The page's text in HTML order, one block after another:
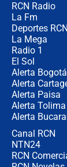
RCN Radio
La Fm
Deportes RCN
La Mega
Radio 1
El Sol
Alerta Bogotá
Alerta
Alerta Paisa
Alerta Tolima
Alerta
Canal RCN
NTN24
RCN